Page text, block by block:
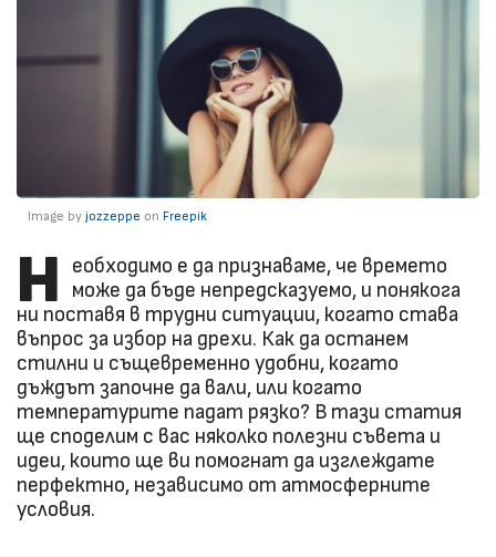
Image by jozzeppe on Freepik
Н
еобходимо е да признаваме, че времето
може да бъде непредсказуемо, и понякога
ни поставя в трудни ситуации, когато става
въпрос за избор на дрехи. Как да останем
стилни и същевременно удобни, когато
дъждът започне да вали, или когато
температурите падат рязко? В тази статия
ще споделим с вас няколко полезни съвета и
идеи, които ще ви помогнат да изглеждате
перфектно, независимо от атмосферните
условия.